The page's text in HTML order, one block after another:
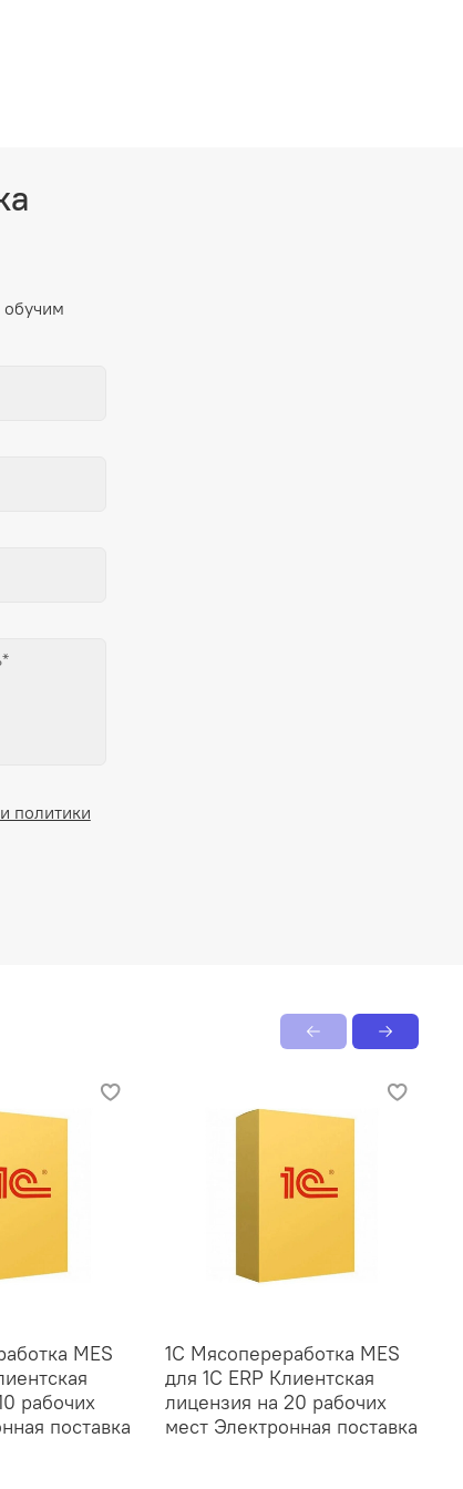
политики
MES
рабочих
поставка
1С Мясопереработка MES
для 1С ERP Клиентская
лицензия на 20 рабочих
мест Электронная поставка